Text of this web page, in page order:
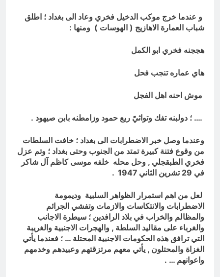
و عندما خرج موكب الدخيل فخري وعاد الى بغداد ؛ اطلق
شباب العمارة الاهازيج ( الهوسات ) ومنها :
هججنه فخري ابو الكمل
هاي عماره تنجب فحل
موش احنه اهل الفجل
…. ؛ دولبنه تفك وتواثيً ربع حمود وزامطنه بابن صيهود .
وعندما وصل خبر الاضطرابات الى بغداد ؛ خافت السلطات
من وقوع فتنة كبيرة تمتد من الجنوب وحتى بغداد ؛ وتم عزل
فخري الطبقجلي , وحل محله خلفه موسى كاظم آل شاكر
في 29 تشرين الثاني 1947 .
لعل من اهم استمرار الظواهر السلبية وديمومة
الاضطرابات والانتكاسات والازمات وتفشي الجرائم
والمظالم والخراب في بلاد الرافدين ؛ سيطرة الاجانب
والغرباء على مقاليد السلطة , والهجرات الاجنبية والغريبة
التي ترافق هذه الحكومات الاجنبية المحتلة … ؛ فعندما يأتي
الغزاة والمحتلون , يأتي معهم مرتزقتهم وعبيدهم وخدمهم
واعوانهم … .